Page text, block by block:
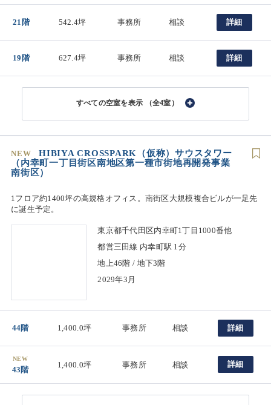
21階 542.4坪 事務所 相談 詳細
19階 627.4坪 事務所 相談 詳細
（全4室）
NEW
HIBIYA CROSSPARK（仮称）サウスタワー
（内幸町一丁目街区南地区第一種市街地再開発事業
南街区）
1フロア約1400坪の高規格オフィス。南街区大規模複合ビルが一足先
に誕生予定。
東京都千代田区内幸町1丁目1000番他
都営三田線 内幸町駅 1分
地上46階 / 地下3階
2029年3月
44階 1,400.0坪 事務所 相談 詳細
NEW
43階
1,400.0坪 事務所 相談 詳細